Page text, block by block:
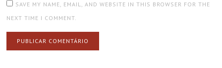
SAVE MY NAME, EMAIL, AND WEBSITE IN THIS BROWSER FOR THE
NEXT TIME I COMMENT.